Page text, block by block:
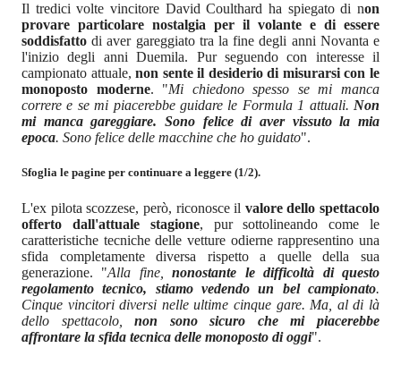
Il tredici volte vincitore David Coulthard ha spiegato di non
provare particolare nostalgia per il volante e di essere
soddisfattodi aver gareggiato tra la fine degli anni Novanta e
l'inizio degli anni Duemila. Pur seguendo con interesse il
campionato attuale,non sente il desiderio di misurarsi con le
monoposto moderne. "Mi chiedono spesso se mi manca
correre e se mi piacerebbe guidare le Formula 1 attuali. Non
mi manca gareggiare. Sono felice di aver vissuto la mia
epoca. Sono felice delle macchine che ho guidato".
Sfoglia le pagine per continuare a leggere (1/2).
L'ex pilota scozzese, però, riconosce il valore dello spettacolo
offerto dall'attuale stagione, pur sottolineando come le
caratteristiche tecniche delle vetture odierne rappresentino una
sfida completamente diversa rispetto a quelle della sua
generazione. "Alla fine,nonostante le difficoltà di questo
regolamento tecnico, stiamo vedendo un bel campionato.
Cinque vincitori diversi nelle ultime cinque gare. Ma, al di là
dello spettacolo,non sono sicuro che mi piacerebbe
affrontare la sfida tecnica delle monoposto di oggi".